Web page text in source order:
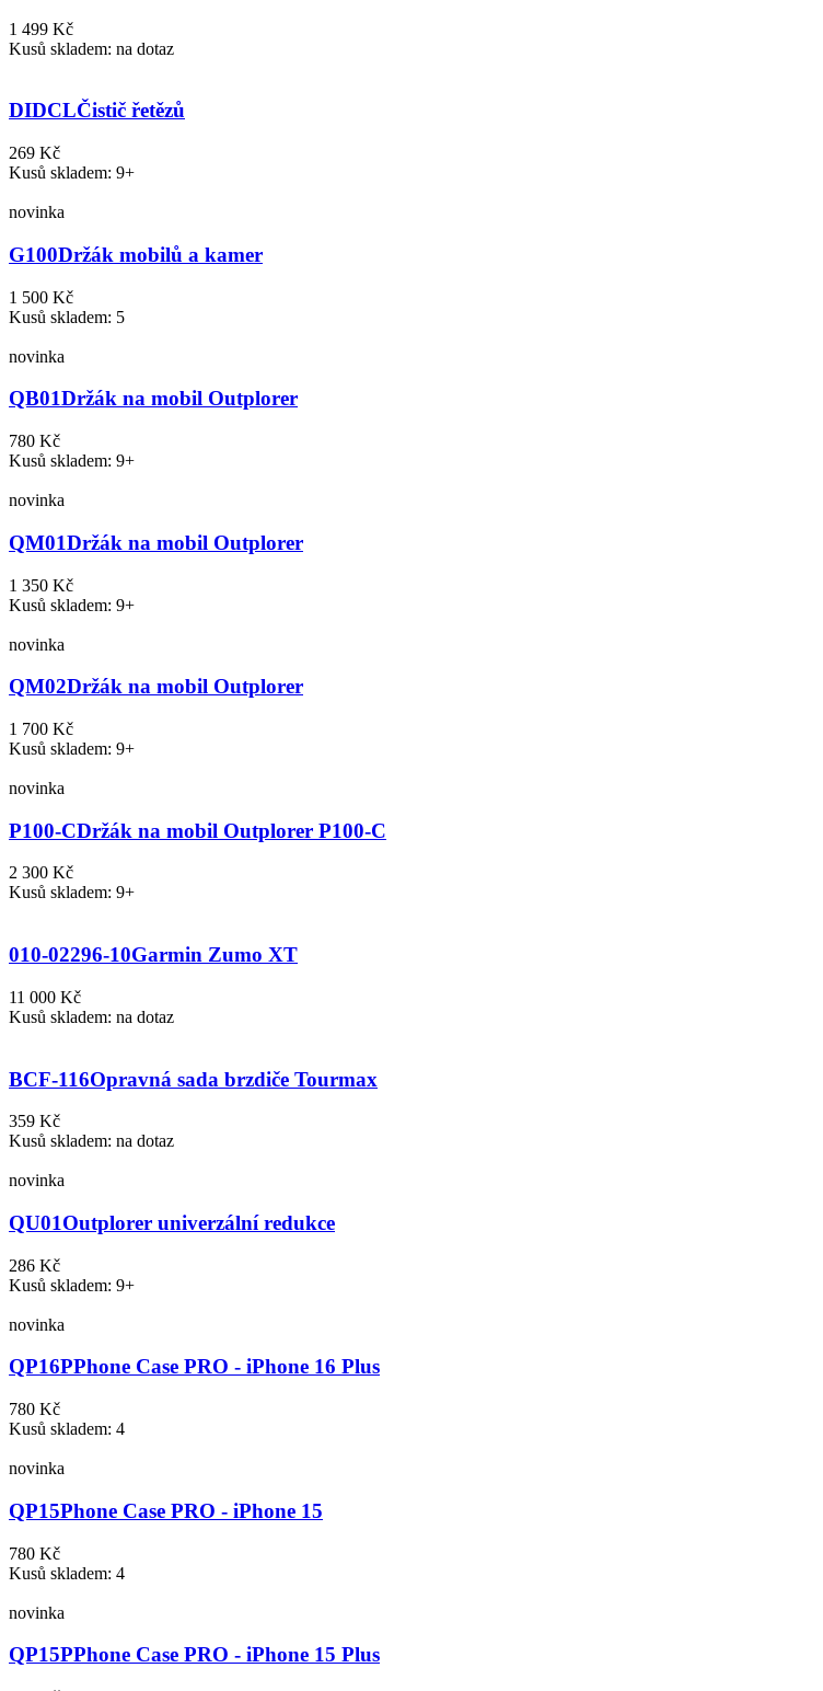
1 499 Kč
Kusů skladem: na dotaz
DIDCLČistič řetězů
269 Kč
Kusů skladem: 9+
novinka
G100Držák mobilů a kamer
1 500 Kč
Kusů skladem: 5
novinka
QB01Držák na mobil Outplorer
780 Kč
Kusů skladem: 9+
novinka
QM01Držák na mobil Outplorer
1 350 Kč
Kusů skladem: 9+
novinka
QM02Držák na mobil Outplorer
1 700 Kč
Kusů skladem: 9+
novinka
P100-CDržák na mobil Outplorer P100-C
2 300 Kč
Kusů skladem: 9+
010-02296-10Garmin Zumo XT
11 000 Kč
Kusů skladem: na dotaz
BCF-116Opravná sada brzdiče Tourmax
359 Kč
Kusů skladem: na dotaz
novinka
QU01Outplorer univerzální redukce
286 Kč
Kusů skladem: 9+
novinka
QP16PPhone Case PRO - iPhone 16 Plus
780 Kč
Kusů skladem: 4
novinka
QP15Phone Case PRO - iPhone 15
780 Kč
Kusů skladem: 4
novinka
QP15PPhone Case PRO - iPhone 15 Plus